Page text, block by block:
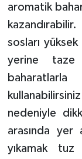
aromatik
sosları
yerine
nedeniyle
arasında yer
yıkamak tuz